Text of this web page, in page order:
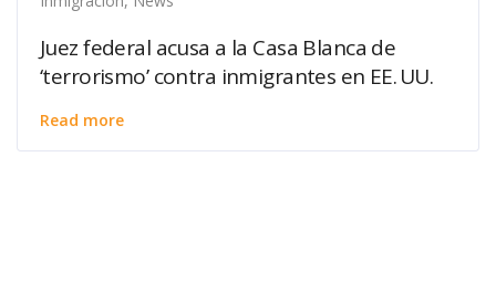
Juez federal acusa a la Casa Blanca de
‘terrorismo’ contra inmigrantes en EE. UU.
Read more